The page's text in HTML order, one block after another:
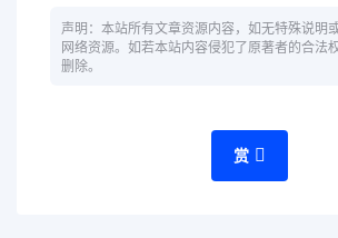
声明：本站所有文章资源内容，如无特殊说明
网络资源。如若本站内容侵犯了原著者的合法
删除。
赏